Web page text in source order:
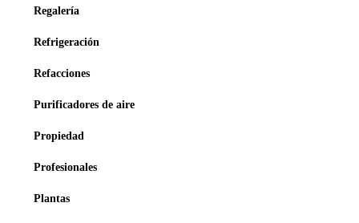
Regalería
Refrigeración
Refacciones
Purificadores de aire
Propiedad
Profesionales
Plantas